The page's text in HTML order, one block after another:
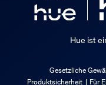
EAN/UPC - Produkt
8719514407305Hue ist
Gesetzliche
Produktsicherheit
Für